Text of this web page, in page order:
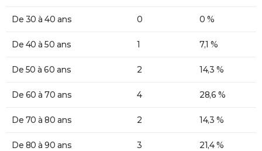
De 30 à 40 ans 0 0 %
De 40 à 50 ans 1 7,1 %
De 50 à 60 ans 2 14,3 %
De 60 à 70 ans 4 28,6 %
De 70 à 80 ans 2 14,3 %
De 80 à 90 ans 3 21,4 %